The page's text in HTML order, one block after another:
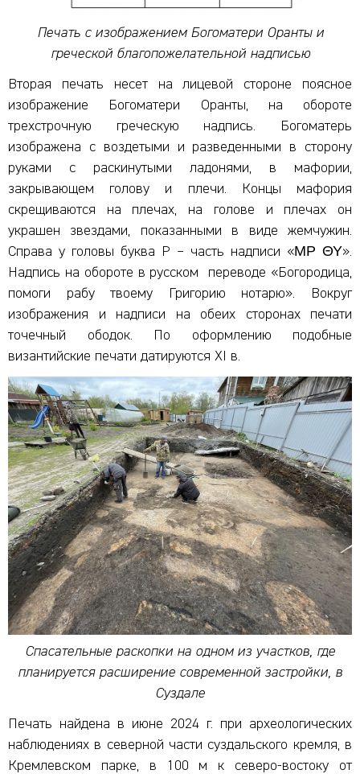
Печать с изображением Богоматери Оранты и
греческой благопожелательной надписью
Вторая печать несет на лицевой стороне поясное
изображение Богоматери Оранты, на обороте
трехстрочную греческую надпись. Богоматерь
изображена с воздетыми и разведенными в сторону
руками с раскинутыми ладонями, в мафории,
закрывающем голову и плечи. Концы мафория
скрещиваются на плечах, на голове и плечах он
украшен звездами, показанными в виде жемчужин.
Справа у головы буква Р – часть надписи «ΜΡ ΘΥ».
Надпись на обороте в русском переводе «Богородица,
помоги рабу твоему Григорию нотарю». Вокруг
изображения и надписи на обеих сторонах печати
точечный ободок. По оформлению подобные
византийские печати датируются XI в.
Спасательные раскопки на одном из участков, где
планируется расширение современной застройки, в
Суздале
Печать найдена в июне 2024 г. при археологических
наблюдениях в северной части суздальского кремля, в
Кремлевском парке, в 100 м к северо-востоку от